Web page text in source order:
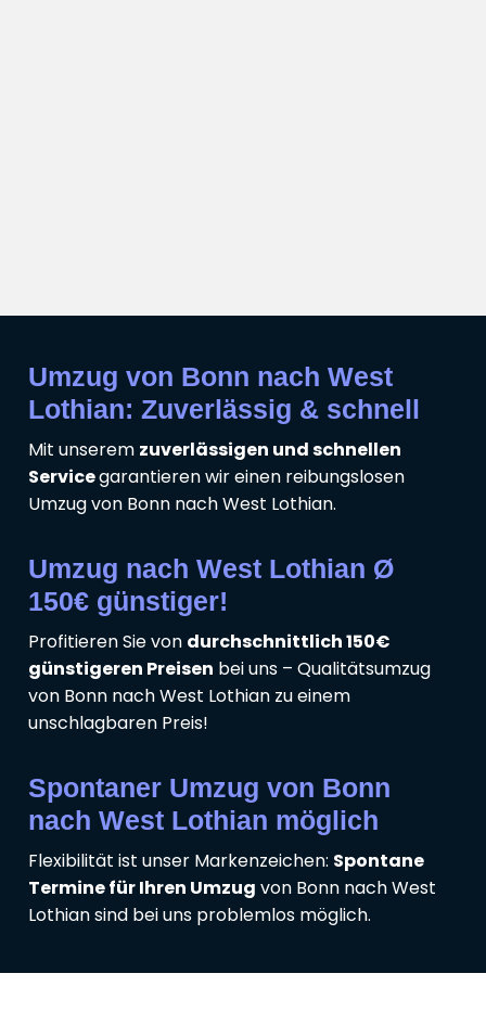
Umzug von Bonn nach West
Lothian: Zuverlässig & schnell
Mit unserem zuverlässigen und schnellen
Servicegarantieren wir einen reibungslosen
Umzug von Bonn nach West Lothian.
Umzug nach West Lothian Ø
150€ günstiger!
Profitieren Sie von durchschnittlich 150€
günstigeren Preisen bei uns – Qualitätsumzug
von Bonn nach West Lothian zu einem
unschlagbaren Preis!
Spontaner Umzug von Bonn
nach West Lothian möglich
Flexibilität ist unser Markenzeichen: Spontane
Termine für Ihren Umzug von Bonn nach West
Lothian sind bei uns problemlos möglich.